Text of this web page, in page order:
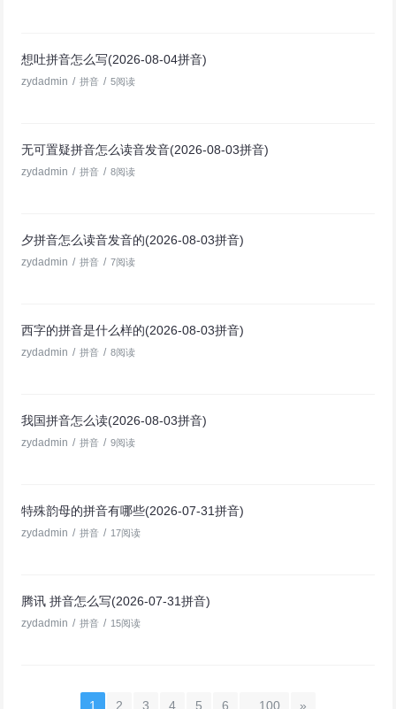
想吐拼音怎么写(2026-08-04拼音)
zydadmin / 拼音 / 5阅读
无可置疑拼音怎么读音发音(2026-08-03拼音)
zydadmin / 拼音 / 8阅读
夕拼音怎么读音发音的(2026-08-03拼音)
zydadmin / 拼音 / 7阅读
西字的拼音是什么样的(2026-08-03拼音)
zydadmin / 拼音 / 8阅读
我国拼音怎么读(2026-08-03拼音)
zydadmin / 拼音 / 9阅读
特殊韵母的拼音有哪些(2026-07-31拼音)
zydadmin / 拼音 / 17阅读
腾讯 拼音怎么写(2026-07-31拼音)
zydadmin / 拼音 / 15阅读
1 2 3 4 5 6 ...100 »